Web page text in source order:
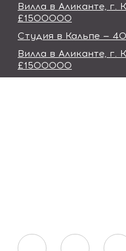
Вилла в Аликанте, г.
£1500000
Студия в Кальпе —
Вилла в Аликанте, г.
£1500000